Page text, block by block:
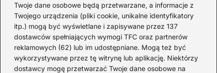
Twoje dane osobowe będą przetwarzane, a informacje z
Twojego urządzenia (pliki cookie, unikalne identyfikatory
itp.) mogą być wyświetlane i zapisywane przez 137
dostawców spełniających wymogi TFC oraz partnerów
reklamowych (62) lub im udostępniane. Mogą też być
wykorzystywane przez tę witrynę lub aplikację. Niektórzy
dostawcy mogę przetwarzać Twoje dane osobowe na
Ciekawostki rolnicze, które zmieniają
spojrzenie na wieś
2026-08-07